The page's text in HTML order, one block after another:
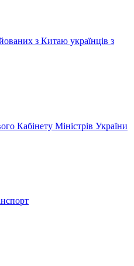
з Китаю українців з
Кабінету Міністрів України